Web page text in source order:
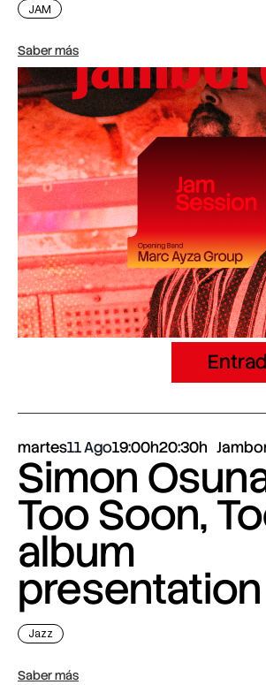
JAM
Saber más
martes11 Ago19:00h20:30h
Simon
Too Soon,
album
presentation
Jazz
Saber más